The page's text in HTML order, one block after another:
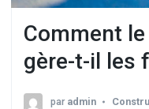
Comment
gère-t-il les
par admin